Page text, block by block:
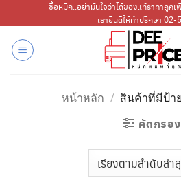
ไป
เนื้อหา
ซื้อหมึก..อย่ามั่นใจว่าได้ของแท้ราคาถูก
เรายินดีให้คำปรึกษา
หน้าหลัก / สินค้าที่มีป้า
คัดกรอง